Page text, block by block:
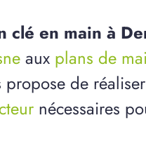
clé en main à
aux plans de
propose de
nécessaires